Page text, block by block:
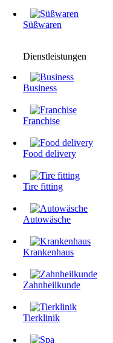
Süßwaren
Dienstleistungen
Business
Franchise
Food delivery
Tire fitting
Autowäsche
Krankenhaus
Zahnheilkunde
Tierklinik